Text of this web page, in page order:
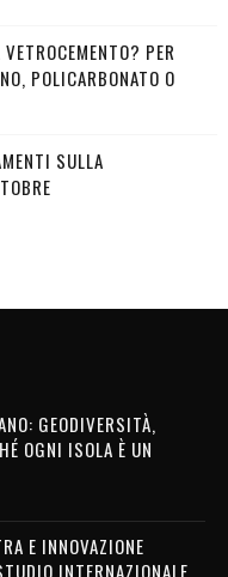
PER
POLICARBONATO O
SULLA
GEODIVERSITÀ,
OGNI ISOLA È UN
E INNOVAZIONE
INTERNAZIONALE